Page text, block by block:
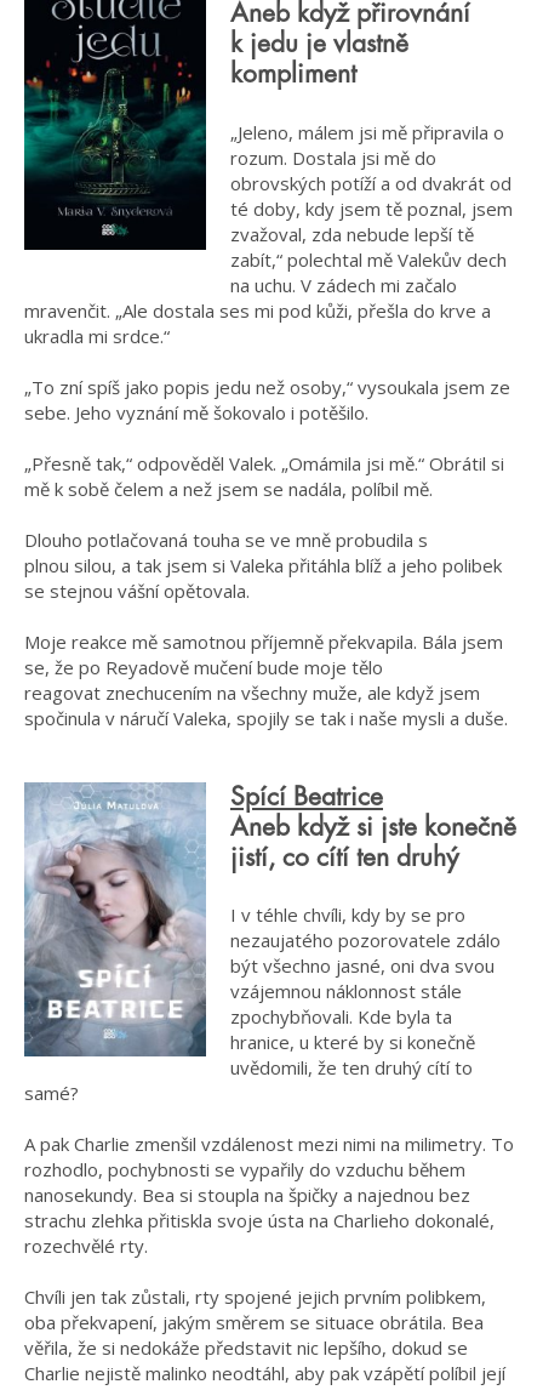
Aneb když přirovnání
k jedu je vlastně
kompliment
„Jeleno, málem jsi mě připravila o
rozum. Dostala jsi mě do
obrovských potíží a od dvakrát od
té doby, kdy jsem tě poznal, jsem
zvažoval, zda nebude lepší tě
zabít,“ polechtal mě Valekův dech
na uchu. V zádech mi začalo
mravenčit. „Ale dostala ses mi pod kůži, přešla do krve a
ukradla mi srdce.“
„To zní spíš jako popis jedu než osoby,“ vysoukala jsem ze
sebe. Jeho vyznání mě šokovalo i potěšilo.
„Přesně tak,“ odpověděl Valek. „Omámila jsi mě.“ Obrátil si
mě k sobě čelem a než jsem se nadála, políbil mě.
Dlouho potlačovaná touha se ve mně probudila s
plnou silou, a tak jsem si Valeka přitáhla blíž a jeho polibek
se stejnou vášní opětovala.
Moje reakce mě samotnou příjemně překvapila. Bála jsem
se, že po Reyadově mučení bude moje tělo
reagovat znechucením na všechny muže, ale když jsem
spočinula v náručí Valeka, spojily se tak i naše mysli a duše.
Spící Beatrice
Aneb když si jste konečně
jistí, co cítí ten druhý
I v téhle chvíli, kdy by se pro
nezaujatého pozorovatele zdálo
být všechno jasné, oni dva svou
vzájemnou náklonnost stále
zpochybňovali. Kde byla ta
hranice, u které by si konečně
uvědomili, že ten druhý cítí to
samé?
A pak Charlie zmenšil vzdálenost mezi nimi na milimetry. To
rozhodlo, pochybnosti se vypařily do vzduchu během
nanosekundy. Bea si stoupla na špičky a najednou bez
strachu zlehka přitiskla svoje ústa na Charlieho dokonalé,
rozechvělé rty.
Chvíli jen tak zůstali, rty spojené jejich prvním polibkem,
oba překvapení, jakým směrem se situace obrátila. Bea
věřila, že si nedokáže představit nic lepšího, dokud se
Charlie nejistě malinko neodtáhl, aby pak vzápětí políbil její